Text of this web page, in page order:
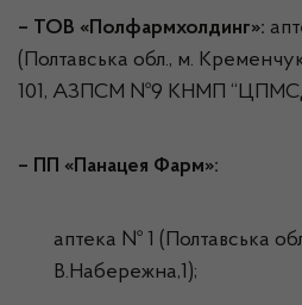
– ТОВ «Полфармхолдинг»:
(Полтавська обл., м.
101, АЗПСМ №9 КНМП
– ПП «Панацея Фарм»:
аптека № 1 (Полтавська
В.Набережна,1);